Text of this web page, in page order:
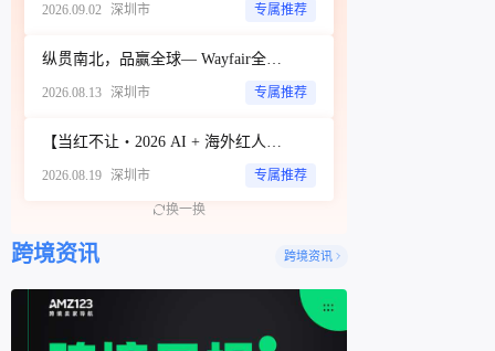
2026.09.02 深圳市 专属推荐
纵贯南北，品赢全球— Wayfair全品类招商城市巡回Workshop（深圳站）
2026.08.13 深圳市 专属推荐
【当红不让・2026 AI + 海外红人营销大会暨 WotoHub 卖家大会】
2026.08.19 深圳市 专属推荐
换一换
跨境资讯 跨境资讯